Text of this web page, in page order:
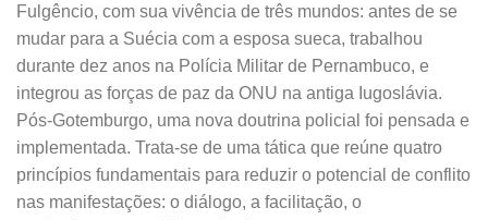
Fulgêncio, com sua vivência de três mundos: antes de se
mudar para a Suécia com a esposa sueca, trabalhou
durante dez anos na Polícia Militar de Pernambuco, e
integrou as forças de paz da ONU na antiga Iugoslávia.
Pós-Gotemburgo, uma nova doutrina policial foi pensada e
implementada. Trata-se de uma tática que reúne quatro
princípios fundamentais para reduzir o potencial de conflito
nas manifestações: o diálogo, a facilitação, o